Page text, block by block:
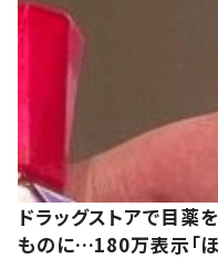
ドラッグストアで目
ものに…180万表示「ほし